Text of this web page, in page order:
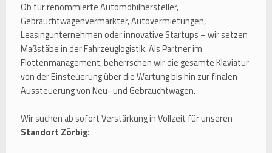
Ob für renommierte Automobilhersteller,
Gebrauchtwagenvermarkter, Autovermietungen,
Leasingunternehmen oder innovative Startups – wir setzen
Maßstäbe in der Fahrzeuglogistik. Als Partner im
Flottenmanagement, beherrschen wir die gesamte Klaviatur
von der Einsteuerung über die Wartung bis hin zur finalen
Aussteuerung von Neu- und Gebrauchtwagen.
Wir suchen ab sofort Verstärkung in Vollzeit für unseren
Standort Zörbig: